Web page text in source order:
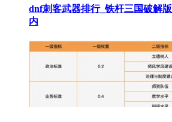
dnf刺客武器排行_铁杆三国破解
内